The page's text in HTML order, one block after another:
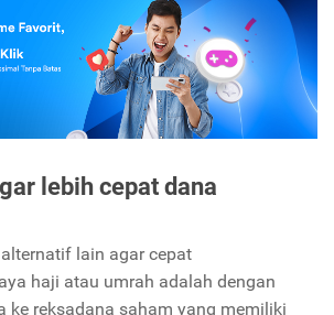
lebih cepat dana
lain agar cepat
haji atau umrah adalah dengan
ke reksadana saham yang memiliki